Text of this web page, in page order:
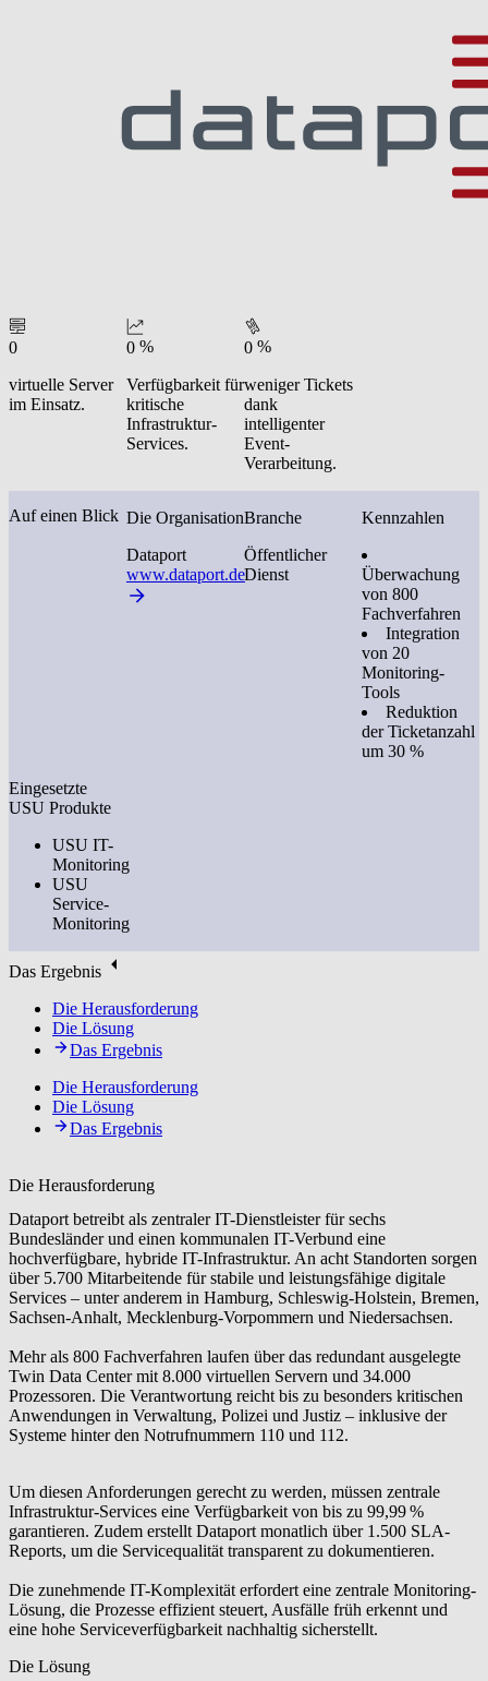
0
virtuelle Server
im Einsatz.
0 %
Verfügbarkeit für
kritische
Infrastruktur-
Services.
0 %
weniger Tickets
dank
intelligenter
Event-
Verarbeitung.
Auf einen Blick Die Organisation
Dataport
www.dataport.de
Branche
Öffentlicher
Dienst
Kennzahlen
Überwachung
von 800
Fachverfahren
Integration
von 20
Monitoring-
Tools
Reduktion
der Ticketanzahl
um 30 %
Eingesetzte
USU Produkte
USU IT-
Monitoring
USU
Service-
Monitoring
Das Ergebnis
Die Herausforderung
Die Lösung
Das Ergebnis
Die Herausforderung
Die Lösung
Das Ergebnis
Die Herausforderung
Dataport betreibt als zentraler IT-Dienstleister für sechs
Bundesländer und einen kommunalen IT-Verbund eine
hochverfügbare, hybride IT-Infrastruktur. An acht Standorten sorgen
über 5.700 Mitarbeitende für stabile und leistungsfähige digitale
Services – unter anderem in Hamburg, Schleswig-Holstein, Bremen,
Sachsen-Anhalt, Mecklenburg-Vorpommern und Niedersachsen.
Mehr als 800 Fachverfahren laufen über das redundant ausgelegte
Twin Data Center mit 8.000 virtuellen Servern und 34.000
Prozessoren. Die Verantwortung reicht bis zu besonders kritischen
Anwendungen in Verwaltung, Polizei und Justiz – inklusive der
Systeme hinter den Notrufnummern 110 und 112.
Um diesen Anforderungen gerecht zu werden, müssen zentrale
Infrastruktur-Services eine Verfügbarkeit von bis zu 99,99 %
garantieren. Zudem erstellt Dataport monatlich über 1.500 SLA-
Reports, um die Servicequalität transparent zu dokumentieren.
Die zunehmende IT-Komplexität erfordert eine zentrale Monitoring-
Lösung, die Prozesse effizient steuert, Ausfälle früh erkennt und
eine hohe Serviceverfügbarkeit nachhaltig sicherstellt.
Die Lösung